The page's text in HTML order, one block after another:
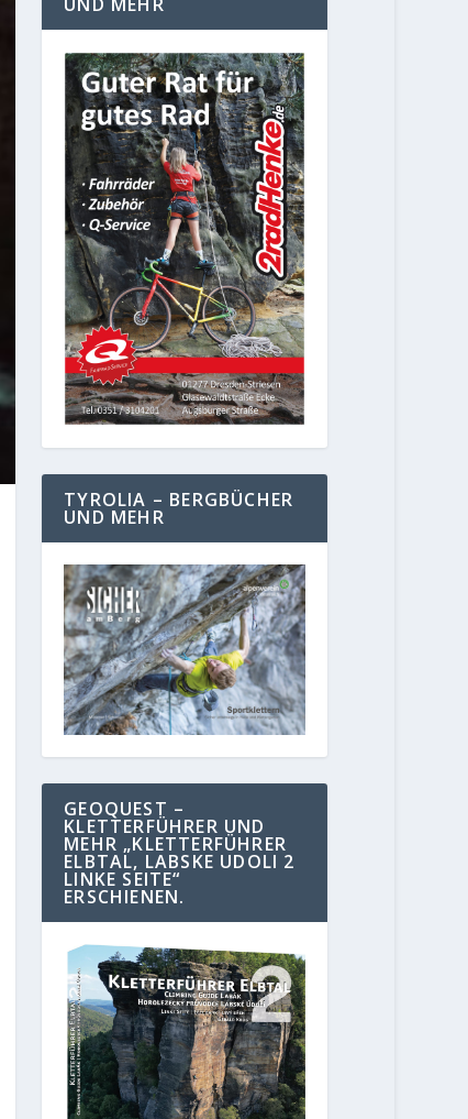
TYROLIA – BERGBÜCHER
UND MEHR
GEOQUEST –
KLETTERFÜHRER UND
MEHR „KLETTERFÜHRER
ELBTAL, LABSKE UDOLI 2
LINKE SEITE“
ERSCHIENEN.